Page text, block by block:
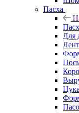
Пасха
Для